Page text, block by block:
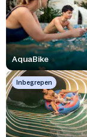
AquaBike
Inbegrepen